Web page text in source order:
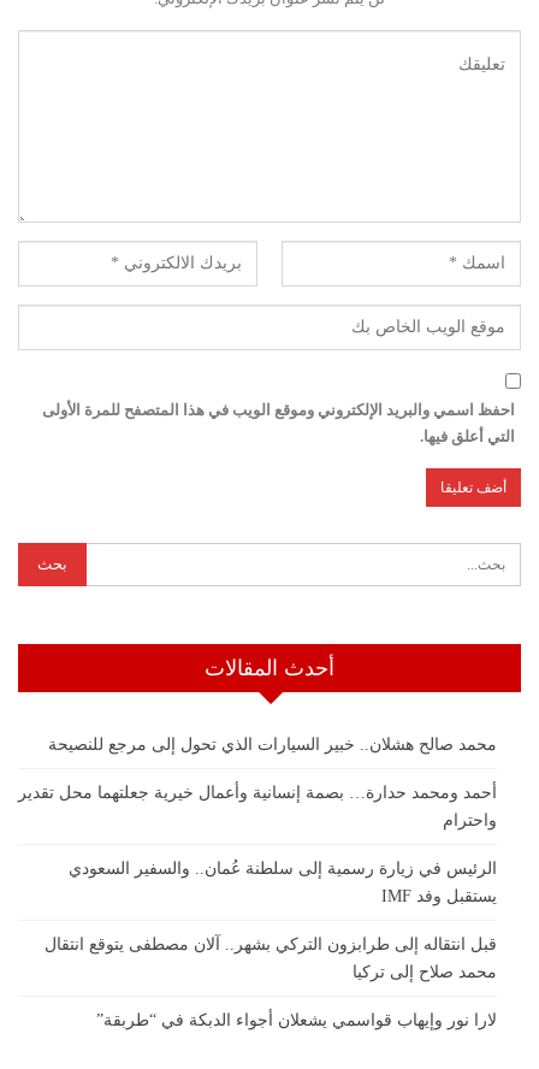
احفظ اسمي والبريد الإلكتروني وموقع الويب في هذا المتصفح للمرة الأولى
التي أعلق فيها.
أحدث المقالات
محمد صالح هشلان.. خبير السيارات الذي تحول إلى مرجع للنصيحة
أحمد ومحمد حدارة… بصمة إنسانية وأعمال خيرية جعلتهما محل تقدير
واحترام
الرئيس في زيارة رسمية إلى سلطنة عُمان.. والسفير السعودي
يستقبل وفد IMF
قبل انتقاله إلى طرابزون التركي بشهر.. آلان مصطفى يتوقع انتقال
محمد صلاح إلى تركيا
لارا نور وإيهاب قواسمي يشعلان أجواء الدبكة في “طربقة”